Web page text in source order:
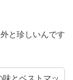
と珍しいんです
とベストマッ